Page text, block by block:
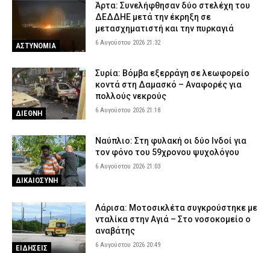
ΑΣΤΥΝΟΜΙΑ
Άρτα: Συνελήφθησαν δύο στελέχη του
ΔΕΔΔΗΕ μετά την έκρηξη σε
μετασχηματιστή και την πυρκαγιά
6 Αυγούστου 2026 21:32
ΔΙΕΘΝΗ
Συρία: Βόμβα εξερράγη σε λεωφορείο
κοντά στη Δαμασκό – Αναφορές για
πολλούς νεκρούς
6 Αυγούστου 2026 21:18
ΔΙΚΑΙΟΣΥΝΗ
Ναύπλιο: Στη φυλακή οι δύο Ινδοί για
τον φόνο του 59χρονου ψυχολόγου
6 Αυγούστου 2026 21:03
ΕΙΔΗΣΕΙΣ
Λάρισα: Μοτοσικλέτα συγκρούστηκε με
νταλίκα στην Αγιά – Στο νοσοκομείο ο
αναβάτης
6 Αυγούστου 2026 20:49